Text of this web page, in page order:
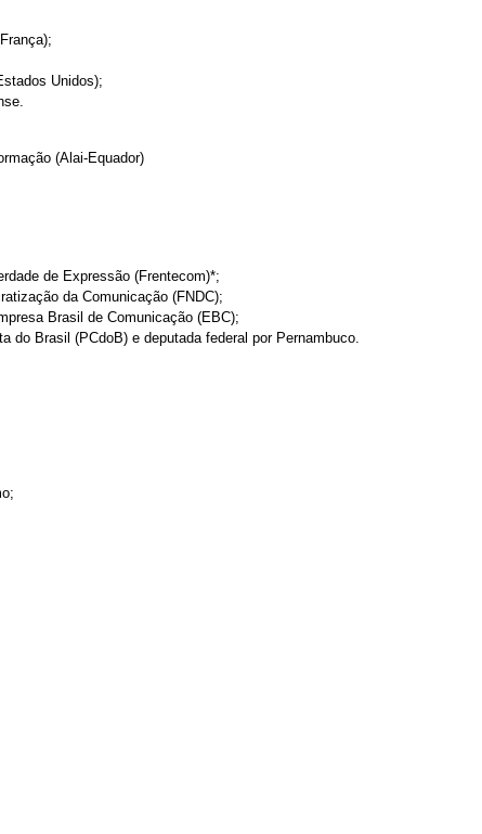
Unidos);
(Alai-Equador)
de Expressão (Frentecom)*;
da Comunicação (FNDC);
Brasil de Comunicação (EBC);
do Brasil (PCdoB) e deputada federal por Pernambuco.